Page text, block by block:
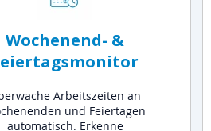
Wochenend- &
Arbeitszeiten an
und Feiertagen
automatisch. Erkenne